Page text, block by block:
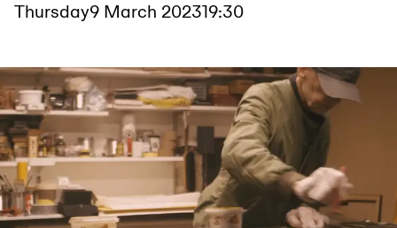
Thursday9 March 202319:30